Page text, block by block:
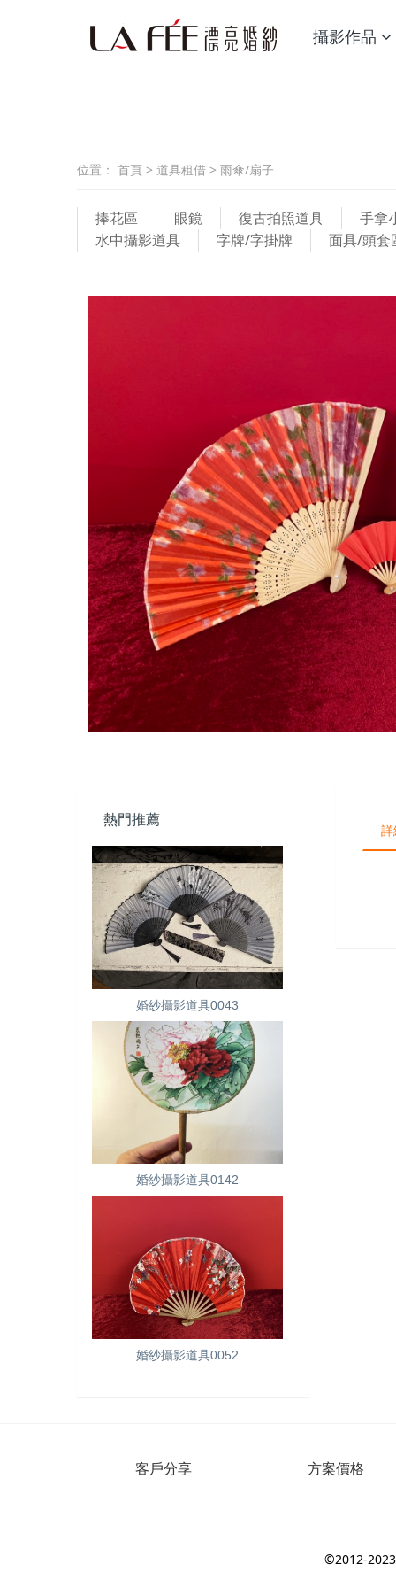
攝影作品
位置： 首頁 > 道具租借 > 雨傘/扇子
捧花區 眼鏡 復古拍照道具
手拿
水中攝影道具
字牌/字掛牌 面具/頭套
熱門推薦
婚紗攝影道具0043
婚紗攝影道具0142
婚紗攝影道具0052
客戶分享 方案價格
©2012-